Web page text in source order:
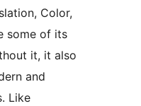
Color,
some of its
it, it also
and
Like